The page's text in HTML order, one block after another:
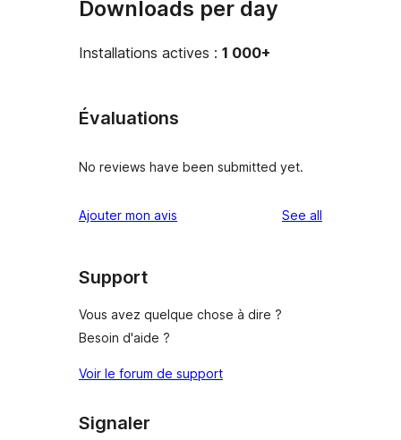
Downloads per day
Installations actives : 1 000+
Évaluations
No reviews have been submitted yet.
Ajouter mon avis See all
Support
Vous avez quelque chose à dire ?
Besoin d'aide ?
Voir le forum de support
Signaler